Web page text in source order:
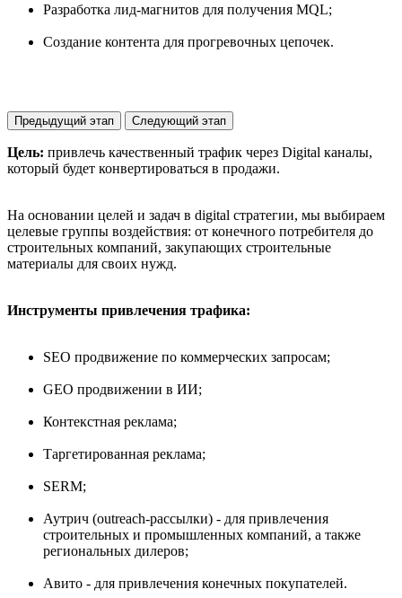
Разработка лид-магнитов для получения MQL;
Создание контента для прогревочных цепочек.
Предыдущий этап Следующий этап
Цель: привлечь качественный трафик через Digital каналы,
который будет конвертироваться в продажи.
На основании целей и задач в digital стратегии, мы выбираем
целевые группы воздействия: от конечного потребителя до
строительных компаний, закупающих строительные
материалы для своих нужд.
Инструменты привлечения трафика:
SEO продвижение по коммерческих запросам;
GEO продвижении в ИИ;
Контекстная реклама;
Таргетированная реклама;
SERM;
Аутрич (outreach-рассылки) - для привлечения
строительных и промышленных компаний, а также
региональных дилеров;
Авито - для привлечения конечных покупателей.